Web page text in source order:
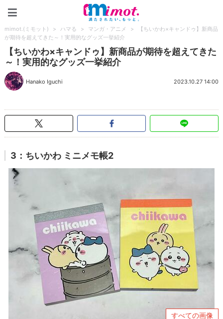
mimot.(ミモット) > ハマる > マンガ・アニメ >
【ちいかわ×キャンドゥ】新商品
が期待を超えてきた～！実用的なグッズ一挙紹介
【ちいかわ×キャンドゥ】新商品が期待を超えてきた
～！実用的なグッズ一挙紹介
Hanako Iguchi 2023.10.27 14:00
3：ちいかわ ミニメモ帳2
すべての画像